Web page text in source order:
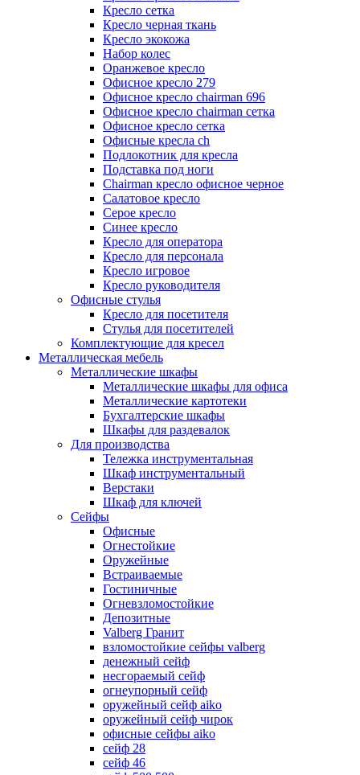
Кресло сетка
Кресло черная ткань
Кресло экокожа
Набор колес
Оранжевое кресло
Офисное кресло 279
Офисное кресло chairman 696
Офисное кресло chairman сетка
Офисное кресло сетка
Офисные кресла ch
Подлокотник для кресла
Подставка под ноги
Сhairman кресло офисное черное
Салатовое кресло
Серое кресло
Синее кресло
Кресло для оператора
Кресло для персонала
Кресло игровое
Кресло руководителя
Офисные стулья
Кресло для посетителя
Стулья для посетителей
Комплектующие для кресел
Металлическая мебель
Металлические шкафы
Металлические шкафы для офиса
Металлические картотеки
Бухгалтерские шкафы
Шкафы для раздевалок
Для производства
Тележка инструментальная
Шкаф инструментальный
Верстаки
Шкаф для ключей
Сейфы
Офисные
Огнестойкие
Оружейные
Встраиваемые
Гостиничные
Огневзломостойкие
Депозитные
Valberg Гранит
взломостойкие сейфы valberg
денежный сейф
несгораемый сейф
огнеупорный сейф
оружейный сейф aiko
оружейный сейф чирок
офисные сейфы aiko
сейф 28
сейф 46